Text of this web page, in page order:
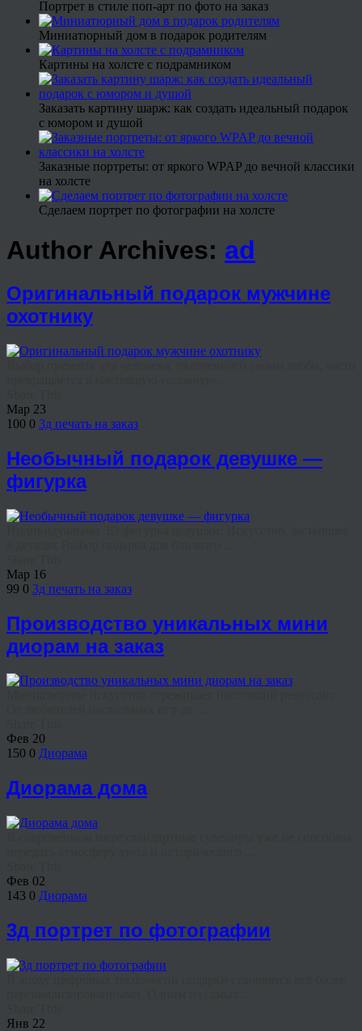
Портрет в стиле поп-арт по фото на заказ
Миниатюрный дом в подарок родителям
Картины на холсте с подрамником
Заказать картину шарж: как создать идеальный подарок
с юмором и душой
Заказные портреты: от яркого WPAP до вечной классики
на холсте
Сделаем портрет по фотографии на холсте
Author Archives: ad
Оригинальный подарок мужчине
охотнику
Мар 23
100 0 3д печать на заказ
Необычный подарок девушке —
фигурка
Мар 16
99 0 3д печать на заказ
Производство уникальных мини
диорам на заказ
Фев 20
150 0 Диорама
Диорама дома
Фев 02
143 0 Диорама
3д портрет по фотографии
Янв 22